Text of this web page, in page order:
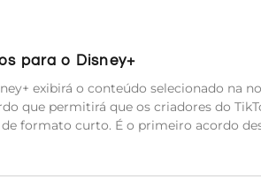
para o Disney+
exibirá o conteúdo selecionado na
que permitirá que os criadores do
formato curto. É o primeiro acordo